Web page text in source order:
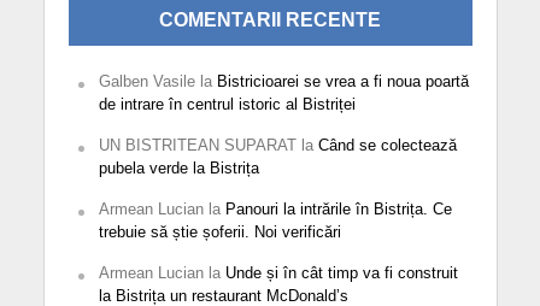
COMENTARII RECENTE
Galben Vasilela Bistricioarei se vrea a fi noua poartă
de intrare în centrul istoric al Bistriței
UN BISTRITEAN SUPARATla Când se colectează
pubela verde la Bistrița
Armean Lucianla Panouri la intrările în Bistrița. Ce
trebuie să știe șoferii. Noi verificări
Armean Lucianla Unde și în cât timp va fi construit
la Bistrița un restaurant McDonald’s